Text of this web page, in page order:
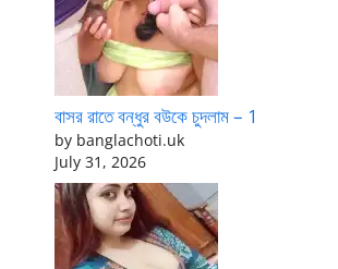
বাসর রাতে বন্ধুর বউকে চুদলাম – 1
by banglachoti.uk
July 31, 2026